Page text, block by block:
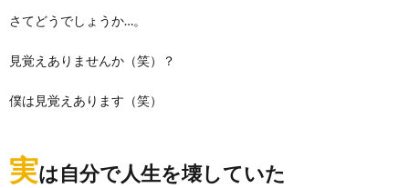
さてどうでしょうか…。
見覚えありませんか（笑）？
僕は見覚えあります（笑）
実は自分で人生を壊していた